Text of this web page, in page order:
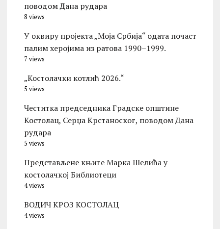
поводом Дана рудара
8 views
У оквиру пројекта „Моја Србија“ одата почаст
палим херојима из ратова 1990–1999.
7 views
„Костолачки котлић 2026.“
5 views
Честитка председника Градске општине
Костолац, Серџа Крстаноског, поводом Дана
рудара
5 views
Представљене књиге Марка Шелића у
костолачкој Библиотеци
4 views
ВОДИЧ КРОЗ КОСТОЛАЦ
4 views